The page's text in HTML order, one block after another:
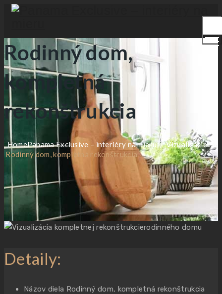
Rodinný dom,
kompletná
rekonštrukcia
HomePanama Exclusive – interiéry na mieru/Vizualizácie/
Rodinný dom, kompletná rekonštrukcia
Detaily:
Názov diela Rodinný dom, kompletná rekonštrukcia